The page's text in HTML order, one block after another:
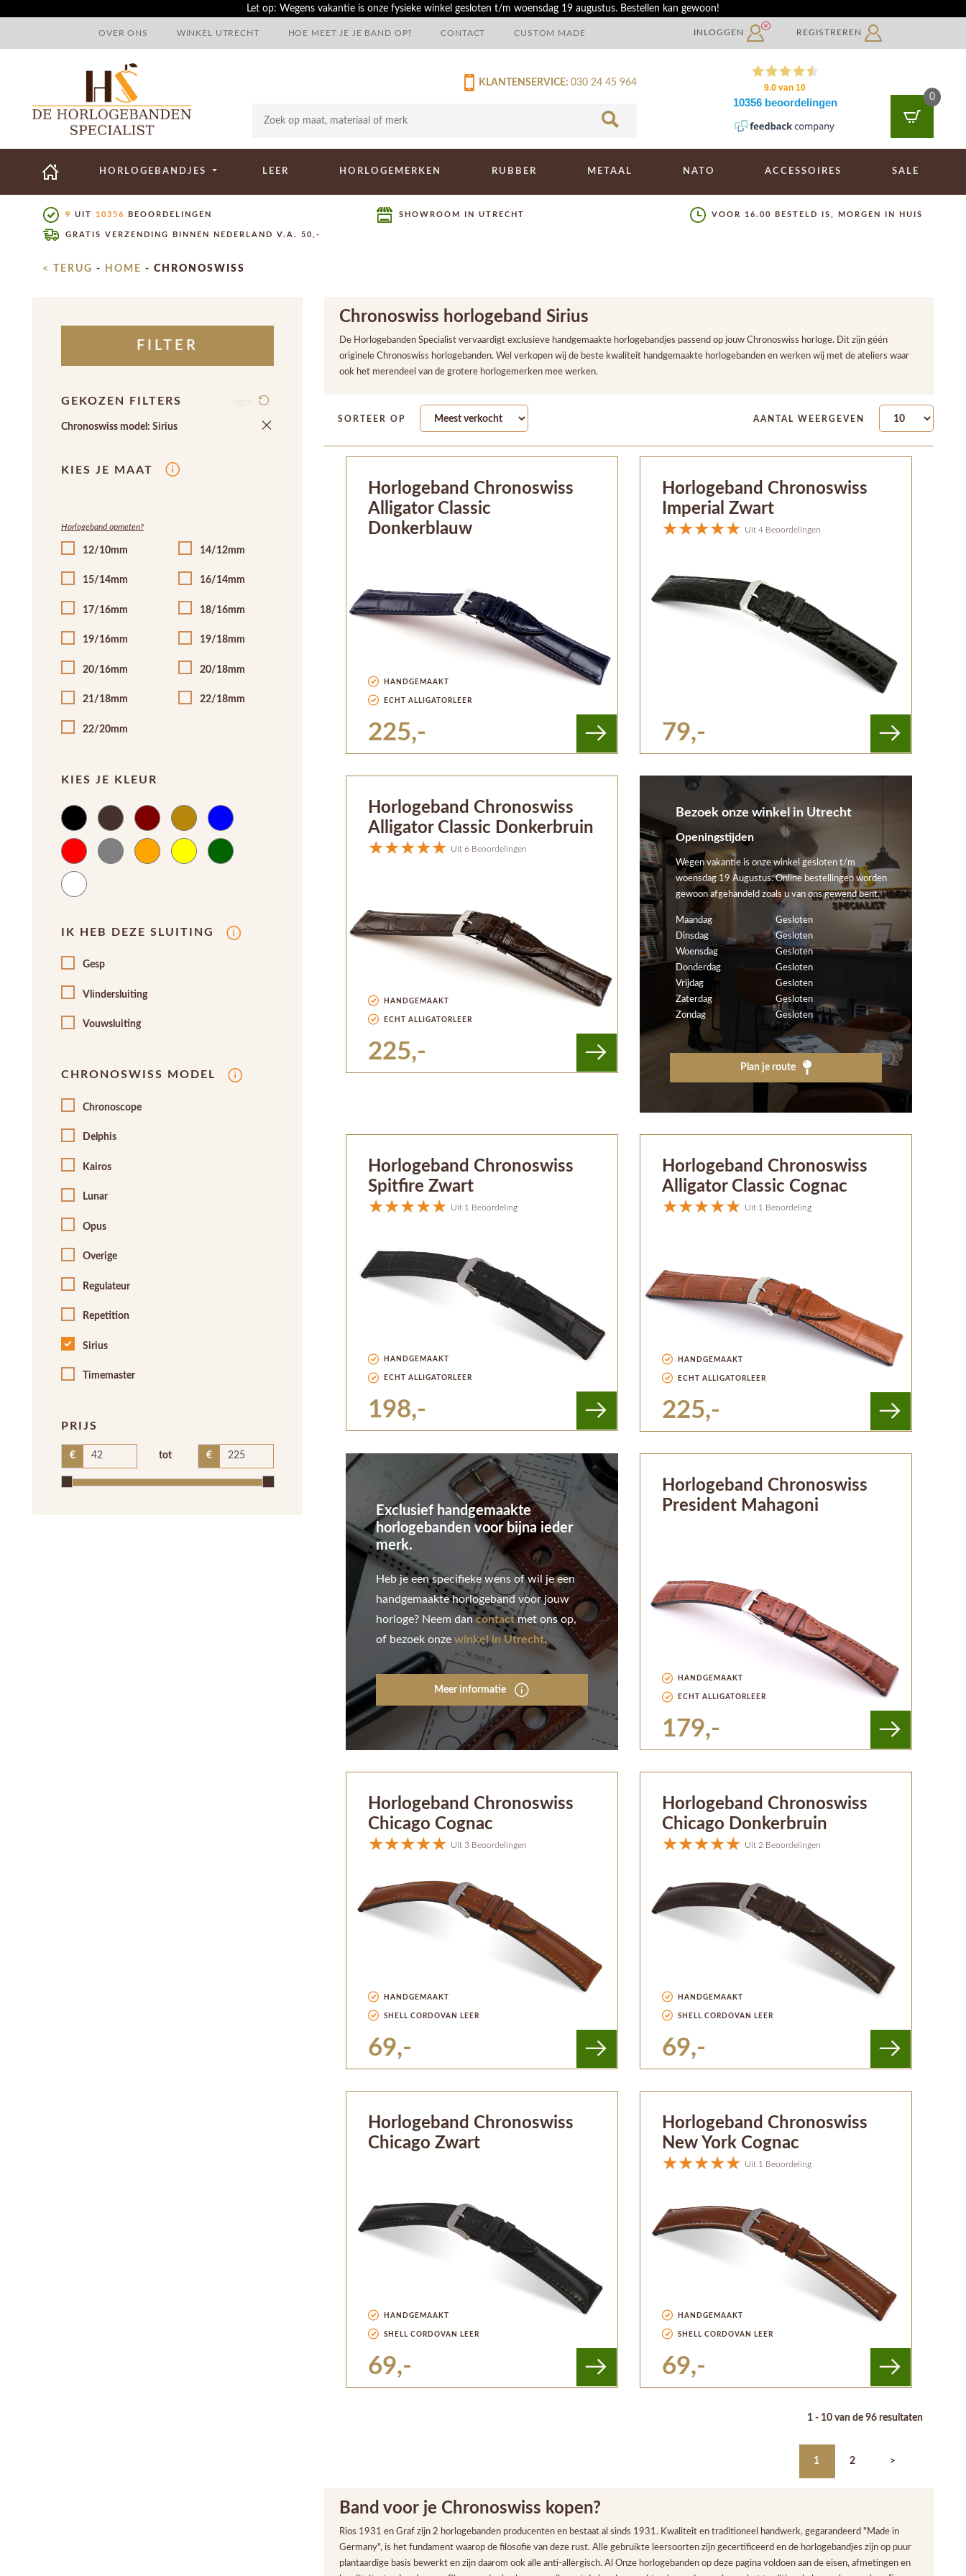
Let op: Wegens vakantie is onze fysieke winkel gesloten t/m woensdag 19 augustus. Bestellen kan gewoon!
OVER ONS WINKEL UTRECHT HOE MEET JE JE BAND OP? CONTACT CUSTOM MADE INLOGGEN REGISTREREN
030 24 45 964
KLANTENSERVICE:
0
HORLOGEBANDJES LEER HORLOGEMERKEN RUBBER METAAL NATO ACCESSOIRES SALE
9 UIT 10356 BEOORDELINGEN SHOWROOM IN UTRECHT VOOR 16.00 BESTELD IS, MORGEN IN HUIS
GRATIS VERZENDING BINNEN NEDERLAND V.A. 50,-
< TERUG - HOME - CHRONOSWISS
FILTER
GEKOZEN FILTERS legen
Chronoswiss model: Sirius
KIES JE MAAT
Horlogeband opmeten?
12/10mm 14/12mm
15/14mm 16/14mm
17/16mm 18/16mm
19/16mm 19/18mm
20/16mm 20/18mm
21/18mm 22/18mm
22/20mm
KIES JE KLEUR
IK HEB DEZE SLUITING
Gesp
Vlindersluiting
Vouwsluiting
CHRONOSWISS MODEL
Chronoscope
Delphis
Kairos
Lunar
Opus
Overige
Regulateur
Repetition
Sirius
Timemaster
PRIJS
€ tot €
Chronoswiss horlogeband Sirius
De Horlogebanden Specialist vervaardigt exclusieve handgemaakte horlogebandjes passend op jouw Chronoswiss horloge. Dit zijn géén
originele Chronoswiss horlogebanden. Wel verkopen wij de beste kwaliteit handgemaakte horlogebanden en werken wij met de ateliers waar
ook het merendeel van de grotere horlogemerken mee werken.
SORTEER OP AANTAL WEERGEVEN
Horlogeband Chronoswiss
Alligator Classic
Donkerblauw
HANDGEMAAKT
ECHT ALLIGATORLEER
225,-
Horlogeband Chronoswiss
Imperial Zwart
Uit 4 Beoordelingen
79,-
Horlogeband Chronoswiss
Alligator Classic Donkerbruin
Uit 6 Beoordelingen
HANDGEMAAKT
ECHT ALLIGATORLEER
225,-
Bezoek onze winkel in Utrecht
Openingstijden
Wegen vakantie is onze winkel gesloten t/m
woensdag 19 Augustus. Online bestellingen worden
gewoon afgehandeld zoals u van ons gewend bent.
Maandag
Gesloten
Dinsdag
Gesloten
Woensdag
Gesloten
Donderdag
Gesloten
Vrijdag
Gesloten
Zaterdag
Gesloten
Zondag
Gesloten
Plan je route
Horlogeband Chronoswiss
Spitfire Zwart
Uit 1 Beoordeling
HANDGEMAAKT
ECHT ALLIGATORLEER
198,-
Horlogeband Chronoswiss
Alligator Classic Cognac
Uit 1 Beoordeling
HANDGEMAAKT
ECHT ALLIGATORLEER
225,-
Exclusief handgemaakte
horlogebanden voor bijna ieder
merk.
Heb je een specifieke wens of wil je een
handgemaakte horlogeband voor jouw
horloge? Neem dancontactmet ons op,
of bezoek onzewinkel in Utrecht.
Meer informatie
Horlogeband Chronoswiss
President Mahagoni
HANDGEMAAKT
ECHT ALLIGATORLEER
179,-
Horlogeband Chronoswiss
Chicago Cognac
Uit 3 Beoordelingen
HANDGEMAAKT
SHELL CORDOVAN LEER
69,-
Horlogeband Chronoswiss
Chicago Donkerbruin
Uit 2 Beoordelingen
HANDGEMAAKT
SHELL CORDOVAN LEER
69,-
Horlogeband Chronoswiss
Chicago Zwart
HANDGEMAAKT
SHELL CORDOVAN LEER
69,-
Horlogeband Chronoswiss
New York Cognac
Uit 1 Beoordeling
HANDGEMAAKT
SHELL CORDOVAN LEER
69,-
1 - 10 van de 96 resultaten
1 2 >
Band voor je Chronoswiss kopen?
Rios 1931 en Graf zijn 2 horlogebanden producenten en bestaat al sinds 1931. Kwaliteit en traditioneel handwerk, gegarandeerd "Made in
Germany", is het fundament waarop de filosofie van deze rust. Alle gebruikte leersoorten zijn gecertificeerd en de horlogebandjes zijn op puur
plantaardige basis bewerkt en zijn daarom ook alle anti-allergisch. Al Onze horlogebanden op deze pagina voldoen aan de eisen, afmetingen en